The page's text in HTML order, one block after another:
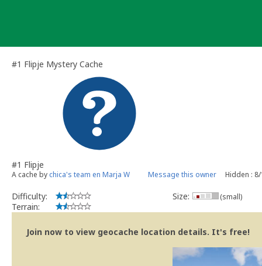
#1 Flipje Mystery Cache
#1 Flipje
A cache by chica's team en Marja W Message this owner Hidden :
Difficulty:
Terrain:
Size: (small)
Join now to view geocache location details. It's free!